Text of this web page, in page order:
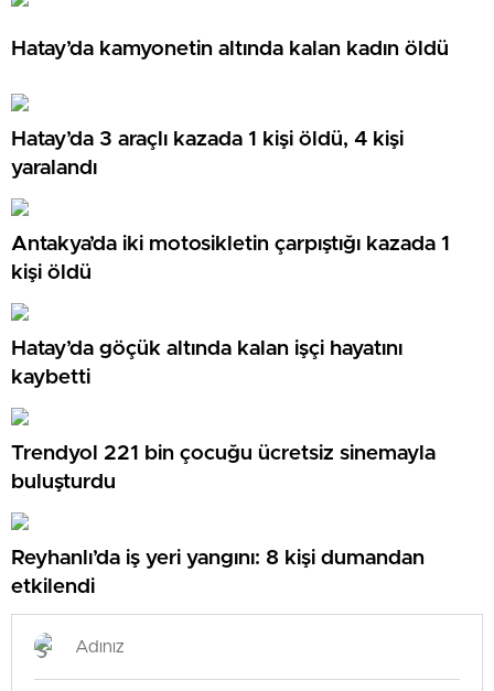
Hatay’da kamyonetin altında kalan kadın öldü
Hatay’da 3 araçlı kazada 1 kişi öldü, 4 kişi
yaralandı
Antakya’da iki motosikletin çarpıştığı kazada 1
kişi öldü
Hatay’da göçük altında kalan işçi hayatını
kaybetti
Trendyol 221 bin çocuğu ücretsiz sinemayla
buluşturdu
Reyhanlı’da iş yeri yangını: 8 kişi dumandan
etkilendi